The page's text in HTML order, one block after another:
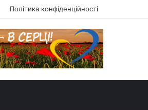
Політика конфіденційності